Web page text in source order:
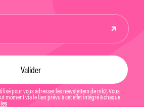
pour vous adresser les newsletters de mk2. Vous
moment via le lien prévu à cet effet intégré à chaque